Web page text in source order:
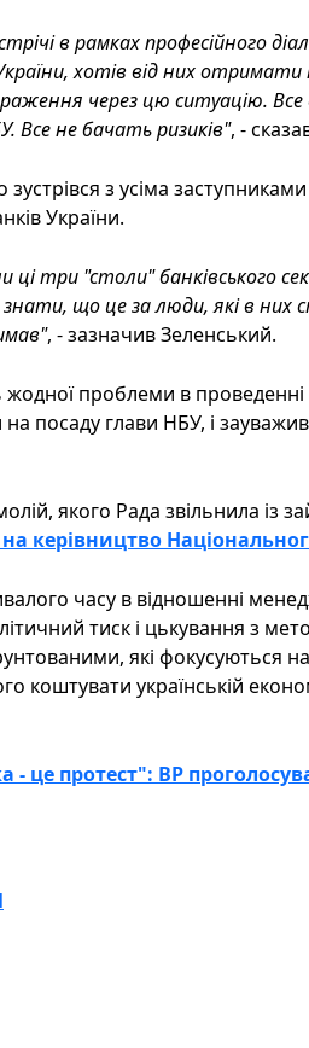
в рамках професійного
хотів від них отримати
через цю ситуацію. Все
Все не бачать ризиків", -
з усіма
України.
ці три "столи" банківського
що це за люди, які в них
, - зазначив Зеленський.
проблеми в проведенні
посаду глави НБУ, і
якого Рада звільнила із
керівництво
часу в відношенні
тиск і цькування з
які фокусуються
коштувати українській
- це протест": ВР